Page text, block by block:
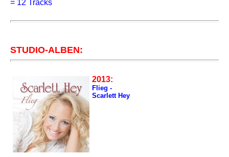
= 12 Tracks
STUDIO-ALBEN:
2013:
Flieg -
Scarlett Hey